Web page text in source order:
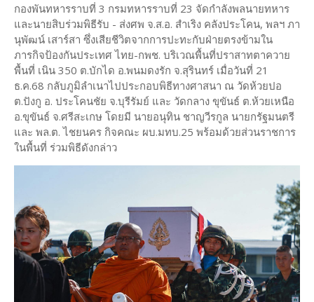
กองพันทหารราบที่ 3 กรมทหารราบที่ 23 จัดกำลังพลนายทหาร
และนายสิบร่วมพิธีรับ - ส่งศพ จ.ส.อ. สำเริง คลังประโคน, พลฯ ภา
นุพัฒน์ เสาร์สา ซึ่งเสียชีวิตจากการปะทะกับฝ่ายตรงข้ามใน
ภารกิจป้องกันประเทศ ไทย-กพช. บริเวณพื้นที่ปราสาทตาควาย
พื้นที่ เนิน 350 ต.บักได อ.พนมดงรัก จ.สุรินทร์ เมื่อวันที่ 21
ธ.ค.68 กลับภูมิลำเนาไปประกอบพิธีทางศาสนา ณ วัดห้วยปอ
ต.ปังกู อ. ประโคนชัย จ.บุรีรัมย์ และ วัดกลาง ขุขันธ์ ต.ห้วยเหนือ
อ.ขุขันธ์ จ.ศรีสะเกษ โดยมี นายอนุทิน ชาญวีรกูล นายกรัฐมนตรี
และ พล.ต. ไชยนคร กิจคณะ ผบ.มทบ.25 พร้อมด้วยส่วนราชการ
ในพื้นที่ ร่วมพิธีดังกล่าว